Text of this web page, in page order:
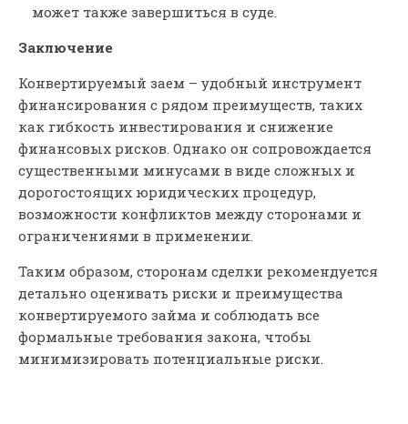
может также завершиться в суде.
Заключение
Конвертируемый заем – удобный инструмент
финансирования с рядом преимуществ, таких
как гибкость инвестирования и снижение
финансовых рисков. Однако он сопровождается
существенными минусами в виде сложных и
дорогостоящих юридических процедур,
возможности конфликтов между сторонами и
ограничениями в применении.
Таким образом, сторонам сделки рекомендуется
детально оценивать риски и преимущества
конвертируемого займа и соблюдать все
формальные требования закона, чтобы
минимизировать потенциальные риски.